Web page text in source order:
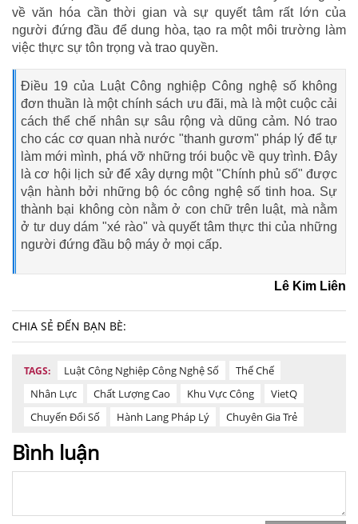
về văn hóa cần thời gian và sự quyết tâm rất lớn của
người đứng đầu để dung hòa, tạo ra một môi trường làm
việc thực sự tôn trọng và trao quyền.
Điều 19 của Luật Công nghiệp Công nghệ số không
đơn thuần là một chính sách ưu đãi, mà là một cuộc cải
cách thể chế nhân sự sâu rộng và dũng cảm. Nó trao
cho các cơ quan nhà nước "thanh gươm" pháp lý để tự
làm mới mình, phá vỡ những trói buộc về quy trình. Đây
là cơ hội lịch sử để xây dựng một "Chính phủ số" được
vận hành bởi những bộ óc công nghệ số tinh hoa. Sự
thành bại không còn nằm ở con chữ trên luật, mà nằm
ở tư duy dám "xé rào" và quyết tâm thực thi của những
người đứng đầu bộ máy ở mọi cấp.
Lê Kim Liên
CHIA SẺ ĐẾN BẠN BÈ:
TAGS: Luật Công Nghiệp Công Nghệ Số
Thể Chế
Nhân Lực
Chất Lượng Cao Khu Vực Công
VietQ
Chuyển Đổi Số
Hành Lang Pháp Lý Chuyên Gia Trẻ
Bình luận